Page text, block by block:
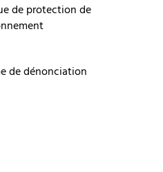
de protection de
de dénonciation